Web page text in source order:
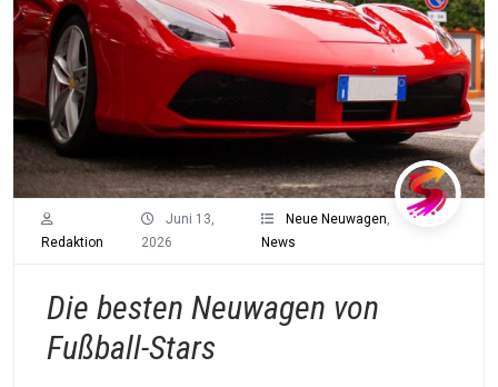
Redaktion
Juni 13,
2026
Neue Neuwagen
News
Die besten Neuwagen von
Fußball-Stars